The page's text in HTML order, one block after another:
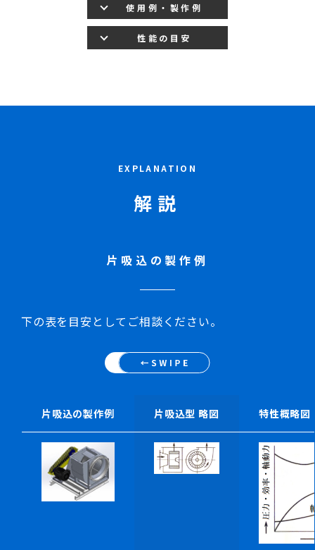
使用例・製作例
性能の目安
EXPLANATION
解説
片吸込の製作例
下の表を目安としてご相談ください。
片吸込の製作例 片吸込型 略図 特性概略図